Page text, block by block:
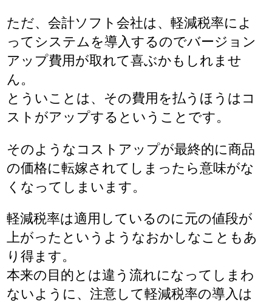
ただ、会計ソフト会社は、軽減税率によ
ってシステムを導入するのでバージョン
アップ費用が取れて喜ぶかもしれませ
ん。
とういことは、その費用を払うほうはコ
ストがアップするということです。
そのようなコストアップが最終的に商品
の価格に転嫁されてしまったら意味がな
くなってしまいます。
軽減税率は適用しているのに元の値段が
上がったというようなおかしなこともあ
り得ます。
本来の目的とは違う流れになってしまわ
ないように、注意して軽減税率の導入は